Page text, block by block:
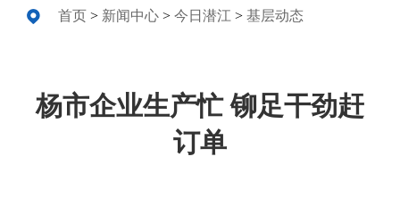
首页 > 新闻中心 > 今日潜江 > 基层动态
杨市企业生产忙 铆足干劲赶
订单